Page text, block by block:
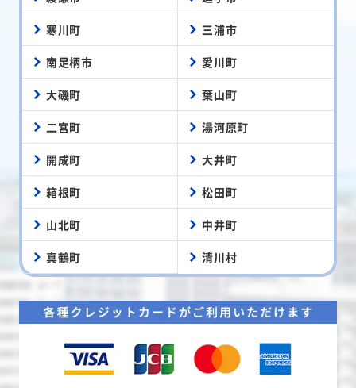
寒川町 三浦市
南足柄市 愛川町
大磯町 葉山町
二宮町 湯河原町
開成町 大井町
箱根町 松田町
山北町 中井町
真鶴町 清川村